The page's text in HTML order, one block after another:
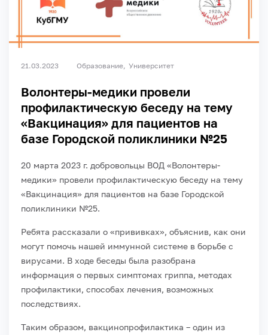
21.03.2023 Образование Университет
Волонтеры-медики провели
профилактическую беседу на тему
«Вакцинация» для пациентов на
базе Городской поликлиники №25
20 марта 2023 г. добровольцы ВОД «Волонтеры-
медики» провели профилактическую беседу на тему
«Вакцинация» для пациентов на базе Городской
поликлиники №25.
Ребята рассказали о «прививках», объяснив, как они
могут помочь нашей иммунной системе в борьбе с
вирусами. В ходе беседы была разобрана
информация о первых симптомах гриппа, методах
профилактики, способах лечения, возможных
последствиях.
Таким образом, вакцинопрофилактика – один из